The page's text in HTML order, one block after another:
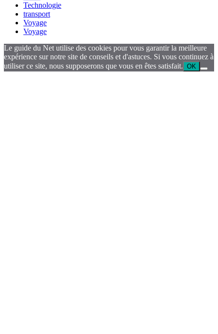
Technologie
transport
Voyage
Voyage
Le guide du Net utilise des cookies pour vous garantir la meilleure
expérience sur notre site de conseils et d'astuces. Si vous continuez à
utiliser ce site, nous supposerons que vous en êtes satisfait. OK